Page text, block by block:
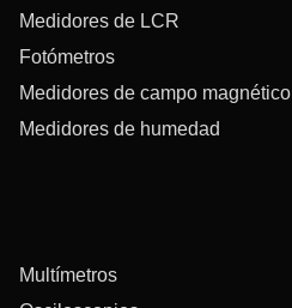
Medidores de LCR
Fotómetros
Medidores de campo magnético
Medidores de humedad
Multímetros